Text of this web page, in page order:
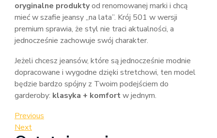
oryginalne produktyod renomowanej marki i chcą
mieć w szafie jeansy „na lata”. Krój 501 w wersji
premium sprawia, że styl nie traci aktualności, a
jednocześnie zachowuje swój charakter.
Jeżeli chcesz jeansów, które są jednocześnie modnie
dopracowane i wygodne dzięki stretchowi, ten model
będzie bardzo spójny z Twoim podejściem do
garderoby: klasyka + komfortw jednym.
Nawigacja
Previous
Post
Previous
Next
Next